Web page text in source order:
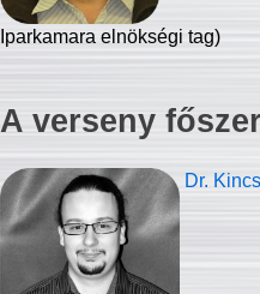
Iparkamara elnökségi tag)
A verseny
Dr.